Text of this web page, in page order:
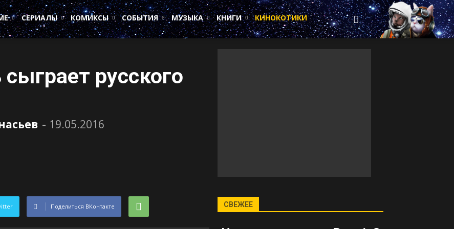
СЕРИАЛЫ КОМИКСЫ СОБЫТИЯ МУЗЫКА КНИГИ КИНОКОТИКИ
русского
- 19.05.2016
Поделиться ВКонтакте СВЕЖЕЕ